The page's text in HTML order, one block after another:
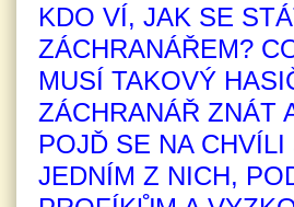
KDO VÍ, JAK SE
ZÁCHRANÁŘEM?
MUSÍ TAKOVÝ
ZÁCHRANÁŘ ZNÁT
POJĎ SE NA CHVÍLI
JEDNÍM Z NICH,